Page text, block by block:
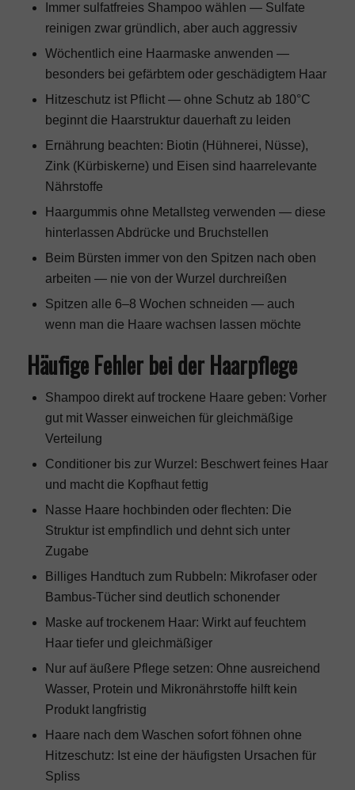
Immer sulfatfreies Shampoo wählen — Sulfate
reinigen zwar gründlich, aber auch aggressiv
Wöchentlich eine Haarmaske anwenden —
besonders bei gefärbtem oder geschädigtem Haar
Hitzeschutz ist Pflicht — ohne Schutz ab 180°C
beginnt die Haarstruktur dauerhaft zu leiden
Ernährung beachten: Biotin (Hühnerei, Nüsse),
Zink (Kürbiskerne) und Eisen sind haarrelevante
Nährstoffe
Haargummis ohne Metallsteg verwenden — diese
hinterlassen Abdrücke und Bruchstellen
Beim Bürsten immer von den Spitzen nach oben
arbeiten — nie von der Wurzel durchreißen
Spitzen alle 6–8 Wochen schneiden — auch
wenn man die Haare wachsen lassen möchte
Häufige Fehler bei der Haarpflege
Shampoo direkt auf trockene Haare geben: Vorher
gut mit Wasser einweichen für gleichmäßige
Verteilung
Conditioner bis zur Wurzel: Beschwert feines Haar
und macht die Kopfhaut fettig
Nasse Haare hochbinden oder flechten: Die
Struktur ist empfindlich und dehnt sich unter
Zugabe
Billiges Handtuch zum Rubbeln: Mikrofaser oder
Bambus-Tücher sind deutlich schonender
Maske auf trockenem Haar: Wirkt auf feuchtem
Haar tiefer und gleichmäßiger
Nur auf äußere Pflege setzen: Ohne ausreichend
Wasser, Protein und Mikronährstoffe hilft kein
Produkt langfristig
Haare nach dem Waschen sofort föhnen ohne
Hitzeschutz: Ist eine der häufigsten Ursachen für
Spliss